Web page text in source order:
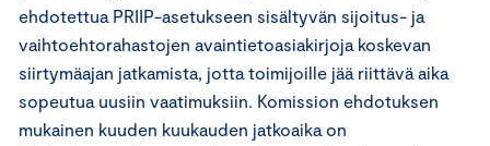
ehdotettua PRIIP-asetukseen sisältyvän sijoitus- ja
vaihtoehtorahastojen avaintietoasiakirjoja koskevan
siirtymäajan jatkamista, jotta toimijoille jää riittävä aika
sopeutua uusiin vaatimuksiin. Komission ehdotuksen
mukainen kuuden kuukauden jatkoaika on